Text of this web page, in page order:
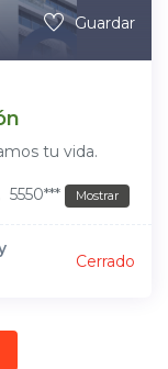
Guardar
tu vida.
5550*** Mostrar
Cerrado